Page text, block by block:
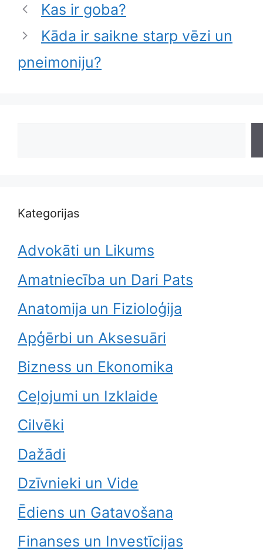
Kas ir goba?
Kāda ir saikne starp vēzi un
pneimoniju?
Kategorijas
Advokāti un Likums
Amatniecība un Dari Pats
Anatomija un Fizioloģija
Apģērbi un Aksesuāri
Bizness un Ekonomika
Ceļojumi un Izklaide
Cilvēki
Dažādi
Dzīvnieki un Vide
Ēdiens un Gatavošana
Finanses un Investīcijas